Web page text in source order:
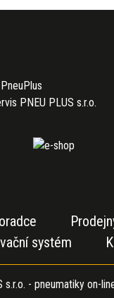
PNEU PLUS s.r.o.
systém
- pneumatiky on-